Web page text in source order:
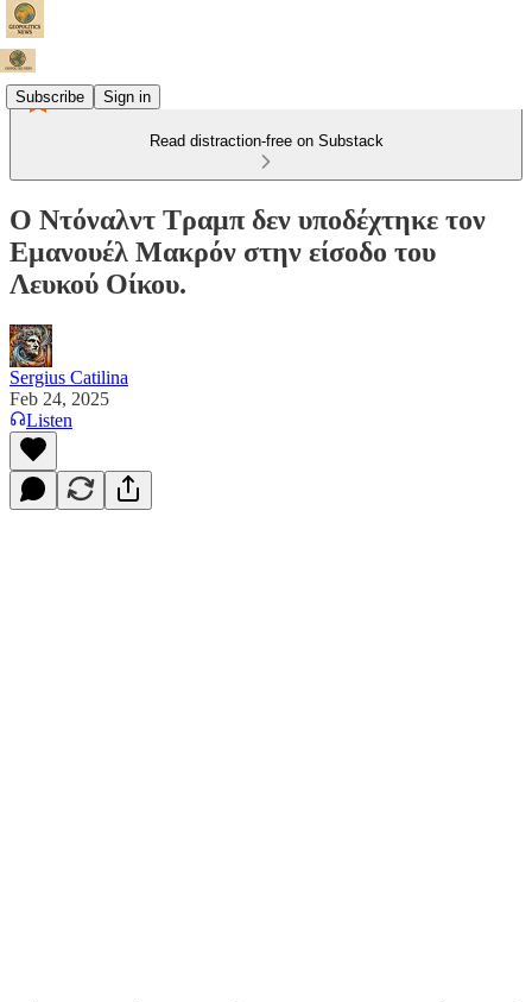
Subscribe Sign in
Read distraction-free on Substack
Ο Ντόναλντ Τραμπ δεν υποδέχτηκε τον
Εμανουέλ Μακρόν στην είσοδο του
Λευκού Οίκου.
Sergius Catilina
Feb 24, 2025
Listen